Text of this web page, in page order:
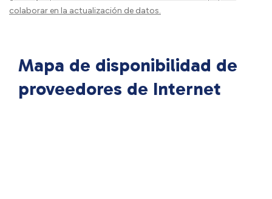
colaborar en la actualización de datos.
Mapa de disponibilidad de
proveedores de Internet